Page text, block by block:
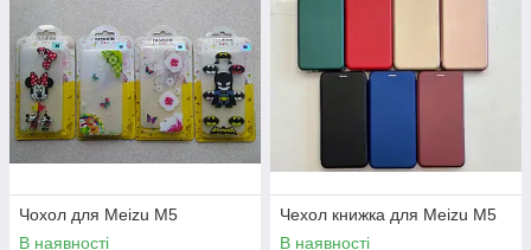
Чохол для Meizu M5
В наявності
Чехол книжка для Meizu M5
В наявності